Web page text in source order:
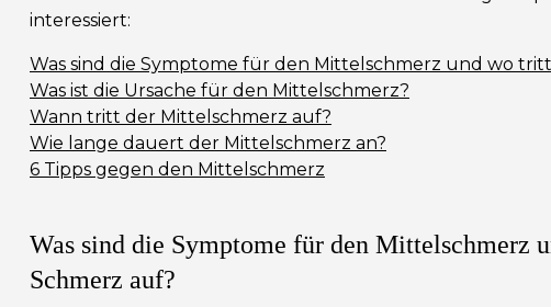
interessiert:
Was sind die Symptome für den Mittelschmerz und wo
Was ist die Ursache für den Mittelschmerz?
Wann tritt der Mittelschmerz auf?
Wie lange dauert der Mittelschmerz an?
6 Tipps gegen den Mittelschmerz
Was sind die Symptome für den Mittelschmerz
Schmerz auf?